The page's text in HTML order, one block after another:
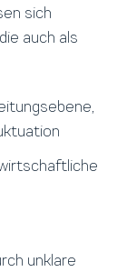
sich
auch als
unklare